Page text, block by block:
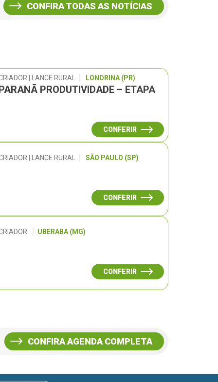
CONFIRA TODAS AS NOTÍCIAS
| LANCE RURAL LONDRINA (PR)
PRODUTIVIDADE – ETAPA
CONFERIR
| LANCE RURAL SÃO PAULO (SP)
CONFERIR
UBERABA (MG)
CONFERIR
CONFIRA AGENDA COMPLETA